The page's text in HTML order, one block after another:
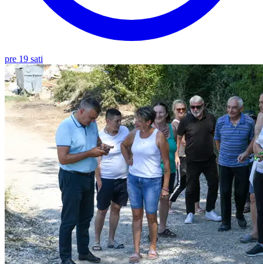
pre 19 sati